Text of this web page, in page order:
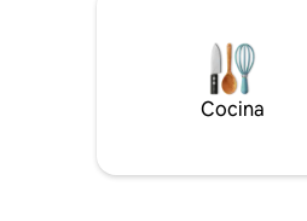
para que disfrute de una
cama, batas de baño,
Desayuno opcional que
Cocina